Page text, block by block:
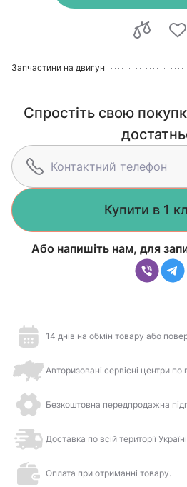
Запчастини на двигун
Спростіть свою
Купити в 1
Або напишіть нам, для
14 днів на обмін товару або
Авторизовані сервісні центри по
Безкоштовна передпродажна
Доставка по всій території
Оплата при отриманні товару.